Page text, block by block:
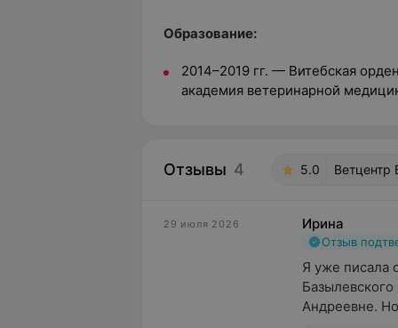
Образование:
2014–2019 гг. — Витебская
академия ветеринарной
Отзывы 4 5.0 Ветцентр
29 июля 2026 Ирина
Отзыв
Я уже писала
Андреевне.